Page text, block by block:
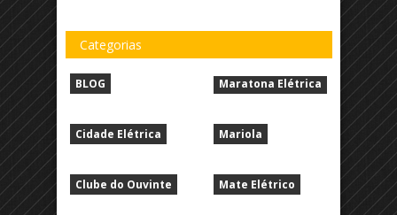
Categorias
BLOG
Cidade Elétrica
Clube do Ouvinte
Maratona Elétrica
Mariola
Mate Elétrico